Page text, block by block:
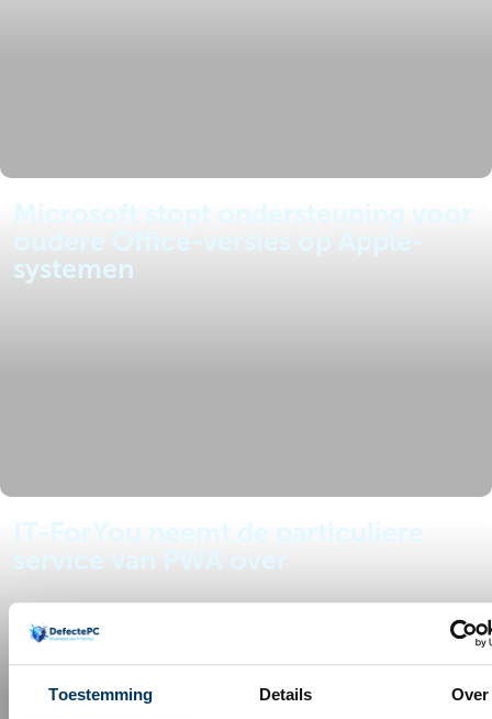
Toestemming Details Over
Microsoft stopt ondersteuning voor
systemen
IT-ForYou neemt de particuliere